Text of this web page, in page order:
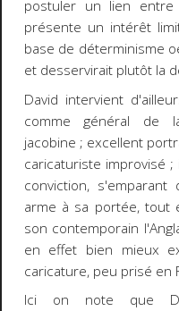
postuler un lien
présente un intérêt
base de déterminisme
et desservirait plutôt la
David intervient
comme général de
jacobine ; excellent
caricaturiste improvisé
conviction,
arme à sa portée, tout
son contemporain
en effet bien mieux
caricature, peu prisé en
Ici on note que